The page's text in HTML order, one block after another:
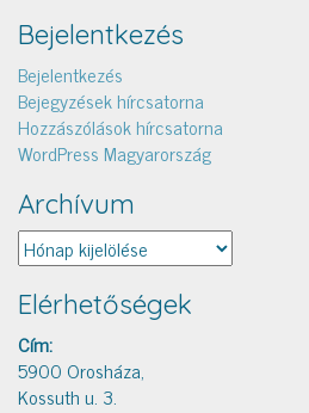
Bejelentkezés
Bejelentkezés
Bejegyzések hírcsatorna
Hozzászólások hírcsatorna
WordPress Magyarország
Archívum
Archívum
Elérhetőségek
Cím:
5900 Orosháza,
Kossuth u. 3.